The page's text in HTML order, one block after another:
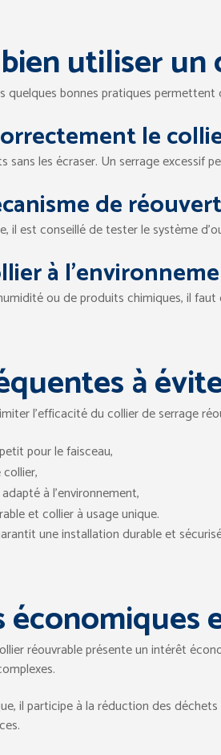
utiliser
quelques bonnes pratiques permettent
le
sans les écraser. Un serrage excessif
de
il est conseillé de tester le système
à
ou de produits chimiques, il
à
l’efficacité du collier de serrage
pour le faisceau,
à l’environnement,
et collier à usage unique.
une installation durable et
économiques
réouvrable présente un intérêt
il participe à la réduction des